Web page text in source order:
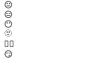
😐
😑
😶
🫥
😶‍🌫️
😏